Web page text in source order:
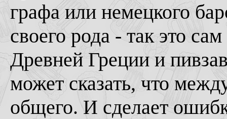
графа или немецкого
своего рода - так это
Древней Греции и
может сказать, что
общего. И сделает